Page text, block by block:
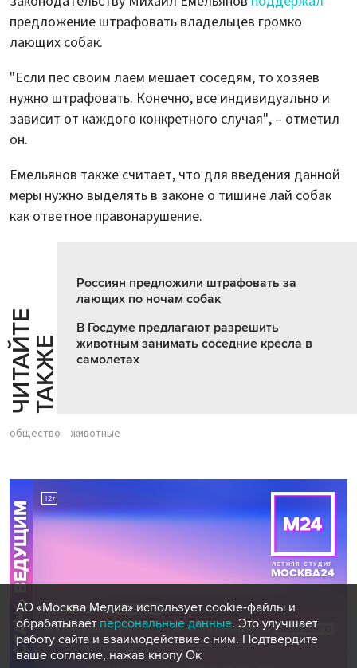
предложение штрафовать владельцев громко
лающих собак.
"Если пес своим лаем мешает соседям, то хозяев
нужно штрафовать. Конечно, все индивидуально и
зависит от каждого конкретного случая", – отметил
он.
Емельянов также считает, что для введения данной
меры нужно выделять в законе о тишине лай собак
как ответное правонарушение.
Ч
И
Т
АЙ
Т
Е
Т
А
К
ЖЕ
Россиян предложили штрафовать за
лающих по ночам собак
В Госдуме предлагают разрешить
животным занимать соседние кресла в
самолетах
общество животные
АО «Москва Медиа» использует cookie-файлы и
обрабатывает персональные данные. Это улучшает
работу сайта и взаимодействие с ним. Подтвердите
ваше согласие, нажав кнопу Ок